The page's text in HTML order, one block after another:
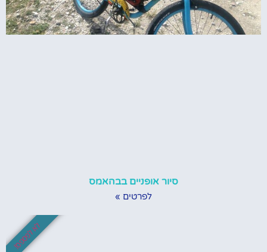
סיור אופניים בבהאמס
לפרטים »
לא לפספס!